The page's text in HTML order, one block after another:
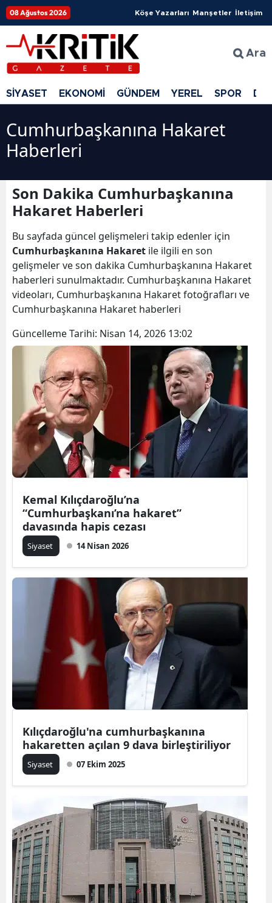
08 Ağustos 2026 Köşe Yazarları Manşetler İletişim
Ara
SİYASET EKONOMİ GÜNDEM YEREL SPOR
Cumhurbaşkanına Hakaret
Haberleri
Son Dakika Cumhurbaşkanına
Hakaret Haberleri
Bu sayfada güncel gelişmeleri takip edenler için
Cumhurbaşkanına Hakaret ile ilgili en son
gelişmeler ve son dakika Cumhurbaşkanına Hakaret
haberleri sunulmaktadır. Cumhurbaşkanına Hakaret
videoları, Cumhurbaşkanına Hakaret fotoğrafları ve
Cumhurbaşkanına Hakaret haberleri
Güncelleme Tarihi: Nisan 14, 2026 13:02
Kemal Kılıçdaroğlu’na
“Cumhurbaşkanı’na hakaret”
davasında hapis cezası
Siyaset 14 Nisan 2026
Kılıçdaroğlu'na cumhurbaşkanına
hakaretten açılan 9 dava birleştiriliyor
Siyaset 07 Ekim 2025